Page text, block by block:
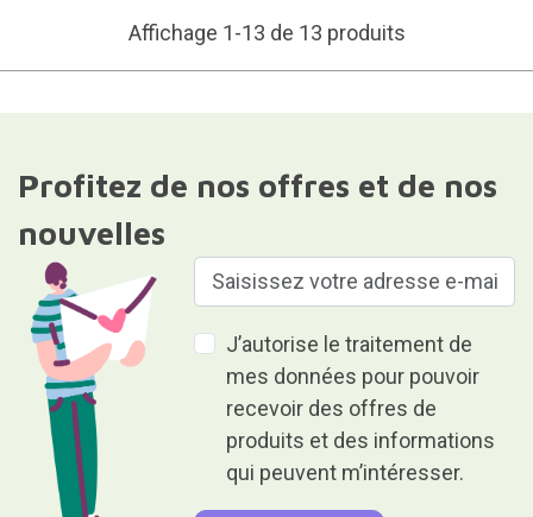
Affichage 1-13 de 13 produits
Profitez de nos offres et de nos
nouvelles
J’autorise le traitement de
mes données pour pouvoir
recevoir des offres de
produits et des informations
qui peuvent m’intéresser.